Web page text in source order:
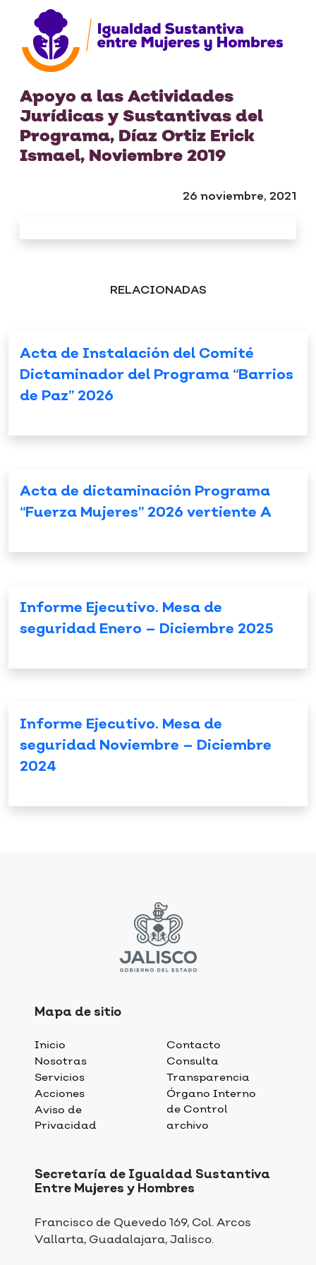
Apoyo a las Actividades
Jurídicas y Sustantivas del
Programa, Díaz Ortiz Erick
Ismael, Noviembre 2019
26 noviembre, 2021
RELACIONADAS
Acta de Instalación del Comité
Dictaminador del Programa “Barrios
de Paz” 2026
Acta de dictaminación Programa
“Fuerza Mujeres” 2026 vertiente A
Informe Ejecutivo. Mesa de
seguridad Enero – Diciembre 2025
Informe Ejecutivo. Mesa de
seguridad Noviembre – Diciembre
2024
Mapa de sitio
Inicio
Nosotras
Servicios
Acciones
Aviso de
Privacidad
Contacto
Consulta
Transparencia
Órgano Interno
de Control
archivo
Secretaría de Igualdad Sustantiva
Entre Mujeres y Hombres
Francisco de Quevedo 169, Col. Arcos
Vallarta, Guadalajara, Jalisco.